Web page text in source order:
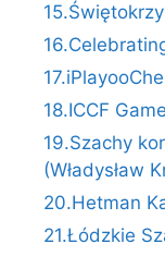
18.ICCF
19.Szachy
(Władysław
20.Hetman
21.Łódzkie